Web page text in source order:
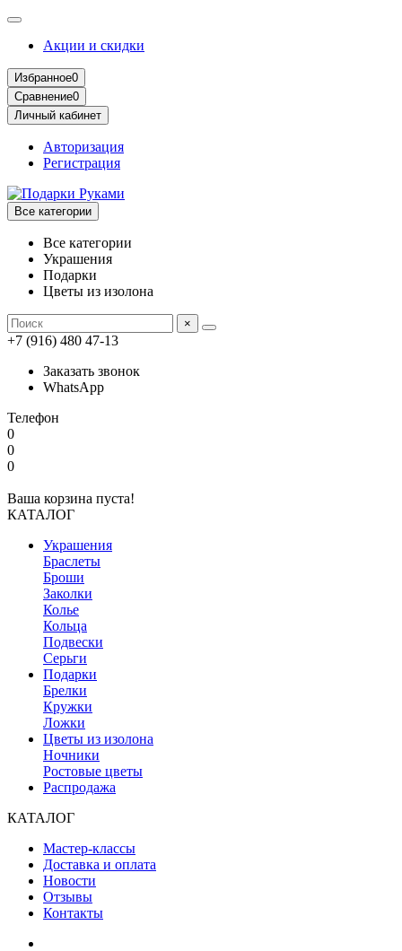
Акции и скидки
Избранное0
Сравнение0
Личный кабинет
Авторизация
Регистрация
Все категории
Все категории
Украшения
Подарки
Цветы из изолона
×
+7 (916) 480 47-13
Заказать звонок
WhatsApp
Телефон
0
0
0
Ваша корзина пуста!
КАТАЛОГ
Украшения
Браслеты
Броши
Заколки
Колье
Кольца
Подвески
Серьги
Подарки
Брелки
Кружки
Ложки
Цветы из изолона
Ночники
Ростовые цветы
Распродажа
КАТАЛОГ
Мастер-классы
Доставка и оплата
Новости
Отзывы
Контакты